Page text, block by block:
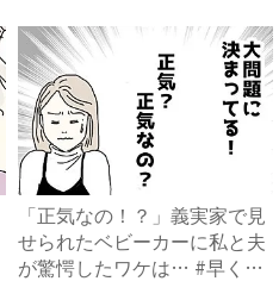
「正気なの！？」義実家で見
せられたベビーカーに私と夫
が驚愕したワケは… #早く